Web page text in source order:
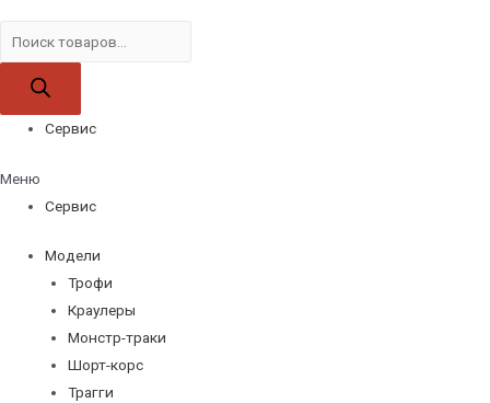
товаров
Сервис
Меню
Сервис
Модели
Трофи
Краулеры
Монстр-траки
Шорт-корс
Трагги